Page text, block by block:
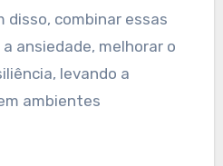
positivas. Ao
atletas podem criar uma
seu diálogo interno e
sinergia ajuda a
realistas, pois a